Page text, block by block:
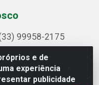
e de
experiência
publicidade
99958-2175
publicações